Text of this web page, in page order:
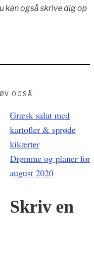
kan også skrive dig op
OGSÅ:
Græsk salat med
kartofler & sprøde
kikærter
Drømme og planer for
august 2020
Skriv en